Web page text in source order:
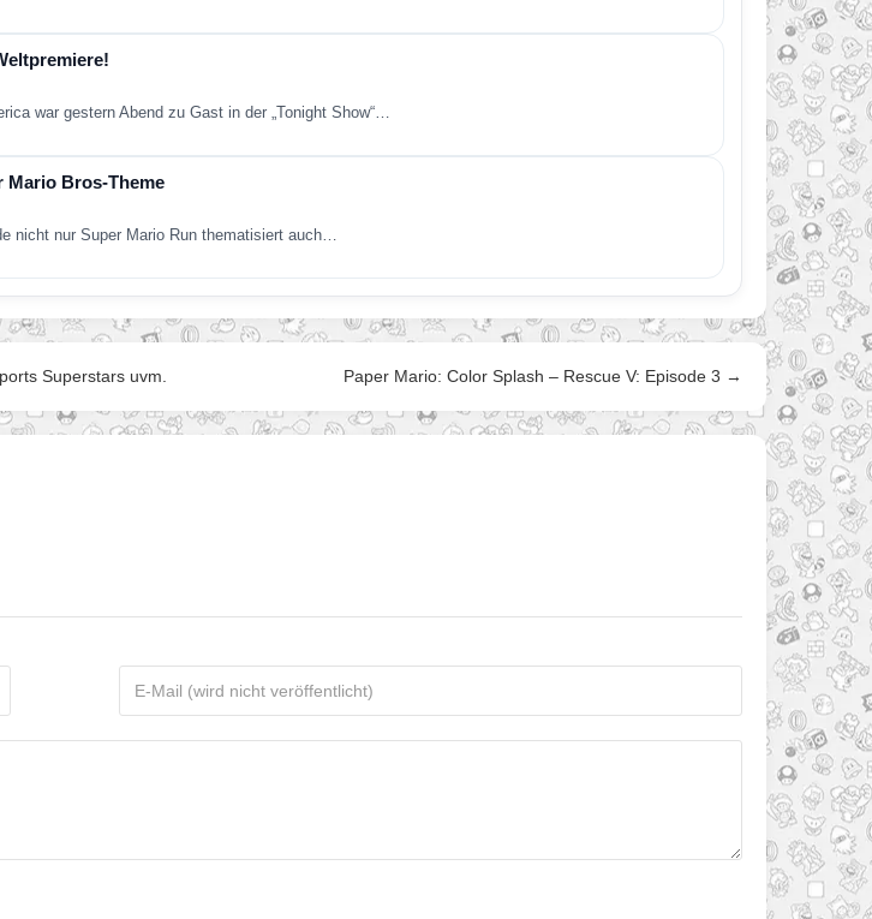
war gestern Abend zu Gast in der „Tonight Show“…
Mario Bros-Theme
nicht nur Super Mario Run thematisiert auch…
Superstars uvm. Paper Mario: Color Splash – Rescue V: Episode 3 →